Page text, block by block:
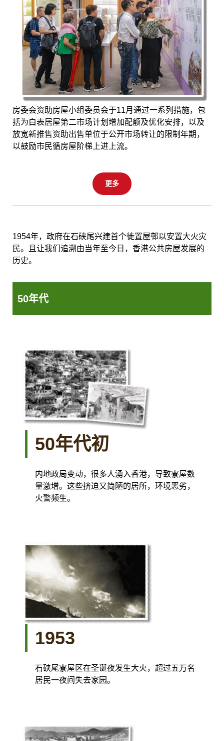
房委会资助房屋小组委员会于11月通过一系列措施，包
括为白表居屋第二市场计划增加配额及优化安排，以及
放宽新推售资助出售单位于公开市场转让的限制年期，
以鼓励市民循房屋阶梯上进上流。
更多
1954年，政府在石硖尾兴建首个徙置屋邨以安置大火灾
民。且让我们追溯由当年至今日，香港公共房屋发展的
历史。
50年代
50年代初
内地政局变动，很多人湧入香港，导致寮屋数
量激增。这些挤迫又简陋的居所，环境恶劣，
火警频生。
1953
石硖尾寮屋区在圣诞夜发生大火，超过五万名
居民一夜间失去家园。